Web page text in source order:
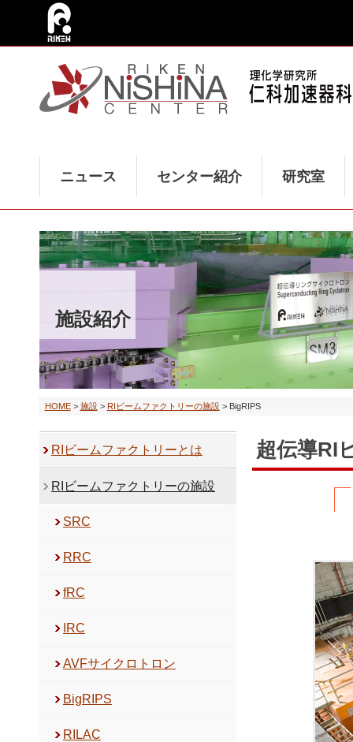
ニュース センター紹介 研究室
施設紹介
HOME> 施設> RIビームファクトリーの施設> BigRIPS
RIビームファクトリーとは
RIビームファクトリーの施設
SRC
RRC
fRC
IRC
AVFサイクロトロン
BigRIPS
RILAC
超伝導RI